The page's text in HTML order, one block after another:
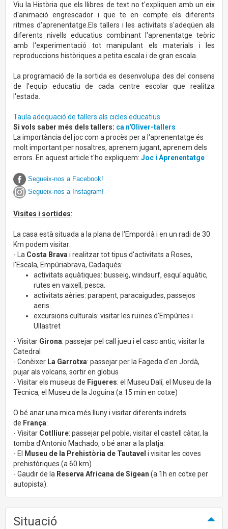
Viu la Història que els llibres de text no t'expliquen amb un eix
d'animació engrescador i que te en compte els diferents
ritmes d'aprenentatge.Els tallers i les activitats s'adeqüen als
diferents nivells educatius combinant l'aprenentatge teòric
amb l'experimentació tot manipulant els materials i les
reproduccions històriques a petita escala i de gran escala.
La programació de la sortida es desenvolupa des del consens
de l'equip educatiu de cada centre escolar que realitza
l'estada.
Taula adequació de tallers als cicles educatius
Si vols saber més dels tallers: ca n'Oliver-tallers
La importància del joc com a procès per a l'aprenentatge és
molt important per nosaltres, aprenem jugant, aprenem dels
errors. En aquest article t'ho expliquem: Joc i Aprenentatge
Segueix-nos a Facebook!
Segueix-nos a Instagram!
Visites i sortides:
La casa està situada a la plana de l'Empordà i en un radi de 30
Km podem visitar:
- La Costa Bravai realitzar tot tipus d'activitats a Roses,
l'Escala, Empúriabrava, Cadaqués:
activitats aquàtiques: busseig, windsurf, esquí aquàtic,
rutes en vaixell, pesca.
activitats aèries: parapent, paracaigudes, passejos
aeris.
excursions culturals: visitar les ruïnes d'Empúries i
Ullastret
- Visitar Girona: passejar pel call jueu i el casc antic, visitar la
Catedral
- Conèixer La Garrotxa: passejar per la Fageda d'en Jordà,
pujar als volcans, sortir en globus
- Visitar els museus de Figueres: el Museu Dalí, el Museu de la
Tècnica, el Museu de la Joguina (a 15 min en cotxe)
O bé anar una mica més lluny i visitar diferents indrets
de França:
- Visitar Cotlliure: passejar pel poble, visitar el castell càtar, la
tomba d'Antonio Machado, o bé anar a la platja.
- El
Museu de la Prehistòria de Tautavel i visitar les coves
prehistòriques (a 60 km)
- Gaudir de la Reserva Africana de Sigean (a 1h en cotxe per
autopista).
Situació